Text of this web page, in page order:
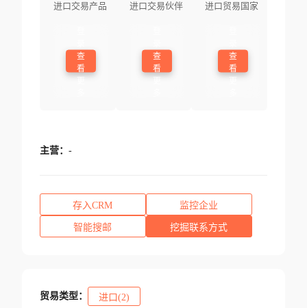
进口交易产品
查
看
进口交易伙伴
查
看
进口贸易国家
查
看
主营： -
存入CRM 监控企业
智能搜邮 挖掘联系方式
贸易类型： 进口(2)